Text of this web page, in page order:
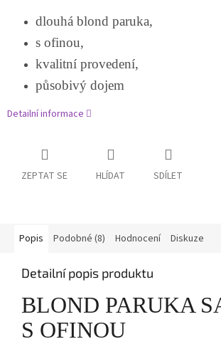
dlouhá blond paruka,
s ofinou,
kvalitní provedení,
působivý dojem
Detailní informace
ZEPTAT SE HLÍDAT SDÍLET
Popis Podobné (8) Hodnocení Diskuze
Detailní popis produktu
BLOND PARUKA
S OFINOU